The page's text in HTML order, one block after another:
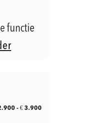
functie
- € 3.900